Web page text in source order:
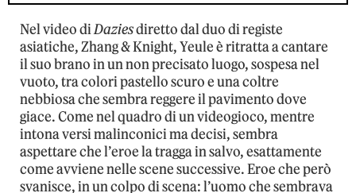
Nel video diDaziesdiretto dal duo di registe
asiatiche, Zhang & Knight, Yeule è ritratta a cantare
il suo brano in un non precisato luogo, sospesa nel
vuoto, tra colori pastello scuro e una coltre
nebbiosa che sembra reggere il pavimento dove
giace. Come nel quadro di un videogioco, mentre
intona versi malinconici ma decisi, sembra
aspettare che l’eroe la tragga in salvo, esattamente
come avviene nelle scene successive. Eroe che però
svanisce, in un colpo di scena: l’uomo che sembrava